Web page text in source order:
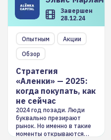
Завершен
28.12.24
Опытным
Акции
Обзор
Стратегия
«Аленки» — 2025:
когда покупать, как
не сейчас
2024 год позади. Люди
буквально презирают
рынок. Но именно в такие
моменты открываются